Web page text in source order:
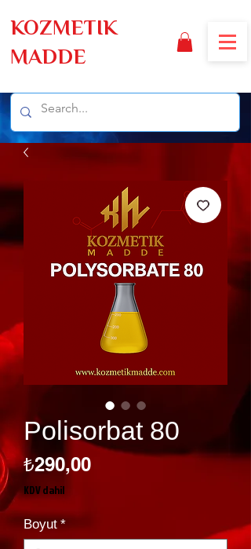
KOZMETIK
MADDE
Polisorbat 80
₺290,00Fiyat
KDV dahil
Boyut *